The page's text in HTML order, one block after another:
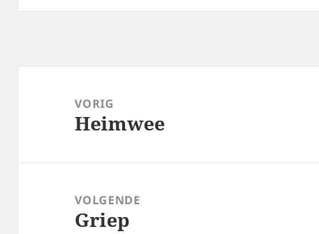
navigatieVORIG
Vorig
Heimwee
VOLGENDE
Volgend
Griep